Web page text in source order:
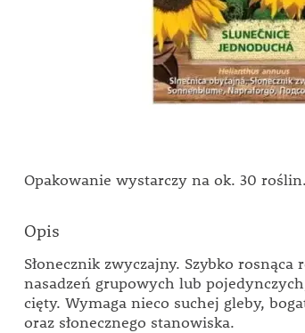
Opakowanie wystarczy na ok. 30 roślin.
Opis
Słonecznik zwyczajny. Szybko
nasadzeń grupowych lub
cięty. Wymaga nieco suchej gleby,
oraz słonecznego stanowiska.